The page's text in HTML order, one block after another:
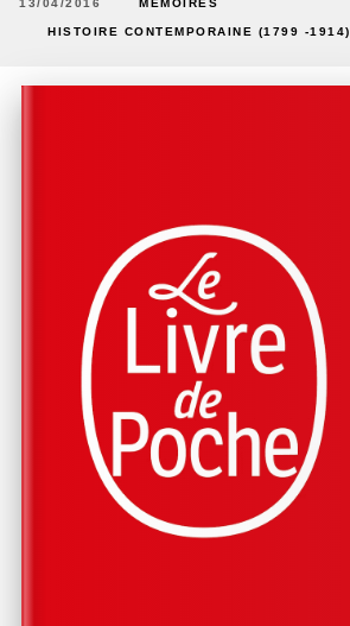
13/04/2016 MÉMOIRES
HISTOIRE CONTEMPORAINE (1799 -1914)